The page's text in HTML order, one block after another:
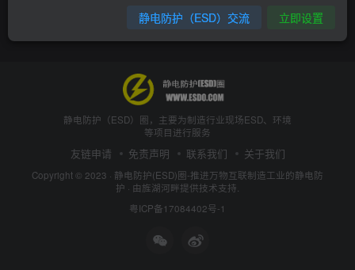
静电防护（ESD）圈，主要为制造行业现场ESD、环境
等项目进行服务
友链申请 免责声明 联系我们 关于我们
Copyright © 2023 · 静电防护(ESD)圈-推进万物互联制造工业的静电防
护 · 由旌湖河畔提供技术支持.
粤ICP备17084402号-1
静电防护（ESD）交流 立即设置